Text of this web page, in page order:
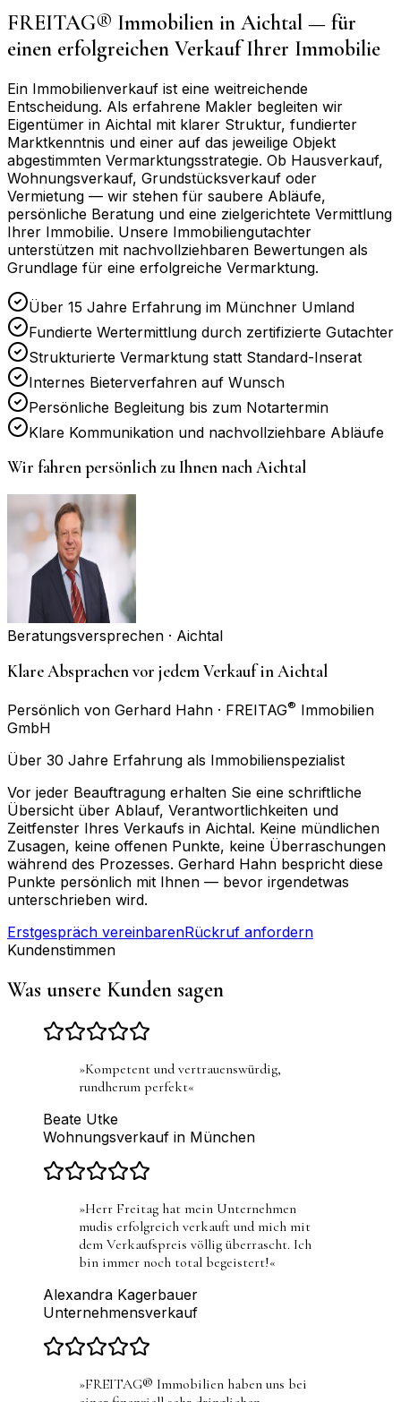
FREITAG® Immobilien in Aichtal — für
einen erfolgreichen Verkauf Ihrer Immobilie
Ein Immobilienverkauf ist eine weitreichende
Entscheidung. Als erfahrene Makler begleiten wir
Eigentümer in Aichtal mit klarer Struktur, fundierter
Marktkenntnis und einer auf das jeweilige Objekt
abgestimmten Vermarktungsstrategie. Ob Hausverkauf,
Wohnungsverkauf, Grundstücksverkauf oder
Vermietung — wir stehen für saubere Abläufe,
persönliche Beratung und eine zielgerichtete Vermittlung
Ihrer Immobilie. Unsere Immobiliengutachter
unterstützen mit nachvollziehbaren Bewertungen als
Grundlage für eine erfolgreiche Vermarktung.
Über 15 Jahre Erfahrung im Münchner Umland
Fundierte Wertermittlung durch zertifizierte Gutachter
Strukturierte Vermarktung statt Standard-Inserat
Internes Bieterverfahren auf Wunsch
Persönliche Begleitung bis zum Notartermin
Klare Kommunikation und nachvollziehbare Abläufe
Wir fahren persönlich zu Ihnen nachAichtal
Beratungsversprechen · Aichtal
Klare Absprachen vor jedem Verkauf in Aichtal
Persönlich von Gerhard Hahn · FREITAG® Immobilien
GmbH
Über 30 Jahre Erfahrung als Immobilienspezialist
Vor jeder Beauftragung erhalten Sie eine schriftliche
Übersicht über Ablauf, Verantwortlichkeiten und
Zeitfenster Ihres Verkaufs in Aichtal. Keine mündlichen
Zusagen, keine offenen Punkte, keine Überraschungen
während des Prozesses. Gerhard Hahn bespricht diese
Punkte persönlich mit Ihnen — bevor irgendetwas
unterschrieben wird.
Erstgespräch vereinbarenRückruf anfordern
Kundenstimmen
Was unsere Kunden sagen
»Kompetent und vertrauenswürdig,
rundherum perfekt«
Beate Utke
Wohnungsverkauf in München
»Herr Freitag hat mein Unternehmen
mudis erfolgreich verkauft und mich mit
dem Verkaufspreis völlig überrascht. Ich
bin immer noch total begeistert!«
Alexandra Kagerbauer
Unternehmensverkauf
»FREITAG® Immobilien haben uns bei